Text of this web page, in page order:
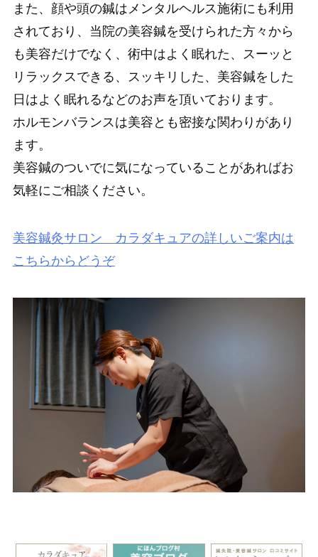
また、顔や頭の鍼はメンタルヘルス施術にも利用
されており、当院の美容鍼を受けられた方々から
も美容だけでなく、術中はよく眠れた、スーッと
リラックスできる、スッキリした、美容鍼をした
日はよく眠れるなどのお声を頂いております。
ホルモンバランスは美容とも密接な関わりがあり
ます。
美容鍼のついでに気になっていることがあればお
気軽にご相談ください。
美容鍼灸サロン カラダキュアの詳しいご案内は
こちらからどうぞ